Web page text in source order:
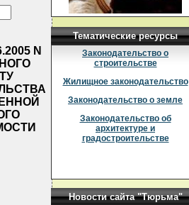
N
Тематические ресурсы
Законодательство о
строительстве
Жилищное законодательство
Законодательство о земле
Законодательство об
архитектуре и
градостроительстве
Новости сайта "Тюрьма"